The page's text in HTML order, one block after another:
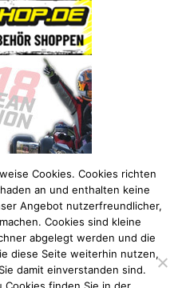
Cookies. Cookies richten
an und enthalten keine
Angebot nutzerfreundlicher,
Cookies sind kleine
abgelegt werden und die
diese Seite weiterhin nutzen,
damit einverstanden sind.